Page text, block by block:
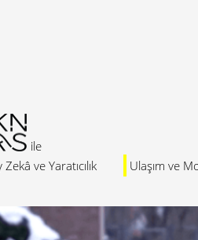
ve Yaratıcılık Ulaşım ve